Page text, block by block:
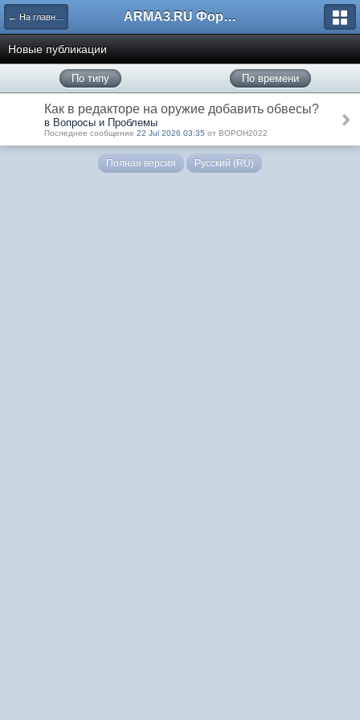
← На главную ARMA3.RU Форум
Новые публикации
По типу По времени
Как в редакторе на оружие добавить обвесы?
в Вопросы и Проблемы
Последнее сообщение 22 Jul 2026 03:35 от BOPOH2022
Полная версия Русский (RU)